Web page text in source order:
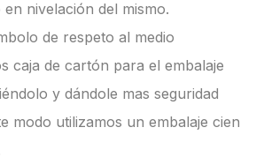
nivelación del mismo.
de respeto al medio
caja de cartón para el embalaje
y dándole mas seguridad
modo utilizamos un embalaje cien